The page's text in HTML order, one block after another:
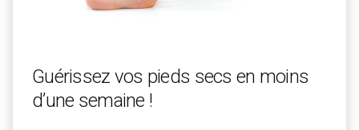
Guérissez vos pieds secs en moins
d’une semaine !